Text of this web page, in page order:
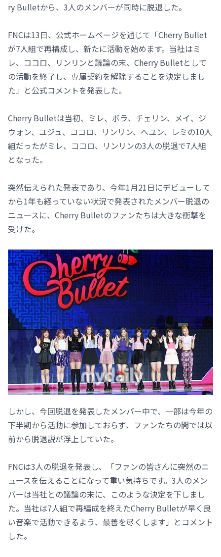
ry Bulletから、3人のメンバーが同時に脱退した。
FNCは13日、公式ホームページを通じて「Cherry Bullet
が7人組で再構成し、新たに活動を始めます。当社はミ
レ、ココロ、リンリンと議論の末、Cherry Bulletとして
の活動を終了し、専属契約を解除することを決定しまし
た」と公式コメントを発表した。
Cherry Bulletは当初、ミレ、ボラ、チェリン、メイ、ジ
ウォン、ユジュ、ココロ、リンリン、へユン、レミの10人
組だったがミレ、ココロ、リンリンの3人の脱退で7人組
となった。
突然伝えられた発表であり、今年1月21日にデビューして
から1年も経っていない状況で発表されたメンバー脱退の
ニュースに、Cherry Bulletのファンたちは大きな衝撃を
受けた。
しかし、今回脱退を発表したメンバー中で、一部は今年の
下半期から活動に参加しておらず、ファンたちの間では以
前から脱退説が浮上していた。
FNCは3人の脱退を発表し、「ファンの皆さんに突然のニ
ュースを伝えることになって重い気持ちです。3人のメン
バーは当社との議論の末に、このような決定を下しまし
た。当社は7人組で再編成を終えたCherry Bulletが早く良
い音楽で活動できるよう、最善を尽くします」とコメント
した。